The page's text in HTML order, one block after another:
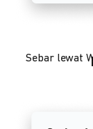
Sebar lewat